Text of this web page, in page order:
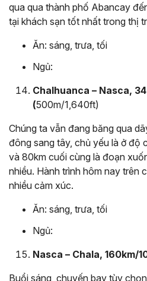
qua qua thành phố Abancay
tại khách sạn tốt nhất trong thị
Ăn: sáng, trưa, tối
Ngủ:
Chalhuanca – Nasca,
(500m/1,640ft)
Chúng ta vẫn đang băng qua
đông sang tây, chủ yếu là ở độ
và 80km cuối cùng là đoạn
nhiều. Hành trình hôm nay trên
nhiều cảm xúc.
Ăn: sáng, trưa, tối
Ngủ:
Nasca – Chala, 160km/
Buổi sáng, chuyến bay tùy